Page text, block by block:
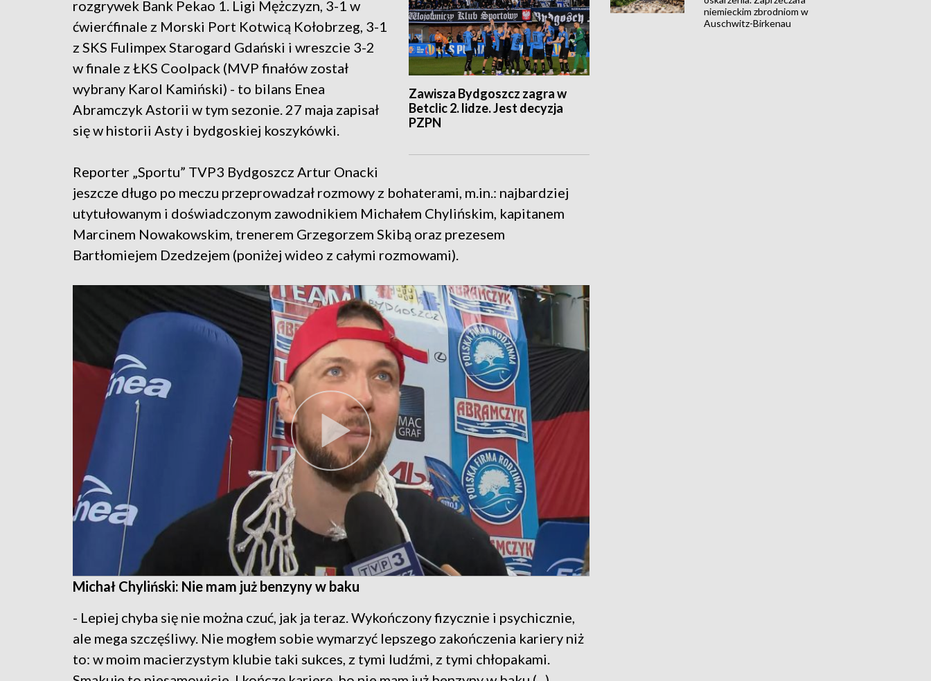
Zawisza Bydgoszcz zagra w
Betclic 2. lidze. Jest decyzja
PZPN
rozgrywek Bank Pekao 1. Ligi Mężczyzn, 3-1 w
ćwierćfinale z Morski Port Kotwicą Kołobrzeg, 3-1
z SKS Fulimpex Starogard Gdański i wreszcie 3-2
w finale z ŁKS Coolpack (MVP finałów został
wybrany Karol Kamiński) - to bilans Enea
Abramczyk Astorii w tym sezonie. 27 maja zapisał
się w historii Asty i bydgoskiej koszykówki.
Reporter „Sportu” TVP3 Bydgoszcz Artur Onacki
jeszcze długo po meczu przeprowadzał rozmowy z bohaterami, m.in.: najbardziej
utytułowanym i doświadczonym zawodnikiem Michałem Chylińskim, kapitanem
Marcinem Nowakowskim, trenerem Grzegorzem Skibą oraz prezesem
Bartłomiejem Dzedzejem (poniżej wideo z całymi rozmowami).
Michał Chyliński: Nie mam już benzyny w baku
- Lepiej chyba się nie można czuć, jak ja teraz. Wykończony fizycznie i psychicznie,
ale mega szczęśliwy. Nie mogłem sobie wymarzyć lepszego zakończenia kariery niż
to: w moim macierzystym klubie taki sukces, z tymi ludźmi, z tymi chłopakami.
niemieckim zbrodniom w
Auschwitz-Birkenau